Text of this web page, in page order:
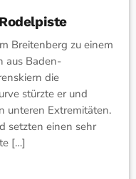
Breitenberg zu einem
aus Baden-
die
stürzte er und
unteren Extremitäten.
setzten einen sehr
[…]